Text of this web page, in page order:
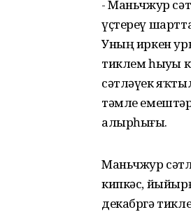
- Маньчжур
үҫтереү
Уның иркен
тиклем һыуҙы
сәтләүек
тәмле
алырһығыҙ.
Маньчжур
кипкәс,
декабргә